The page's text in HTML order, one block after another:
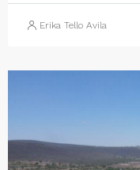
Erika Tello Avila